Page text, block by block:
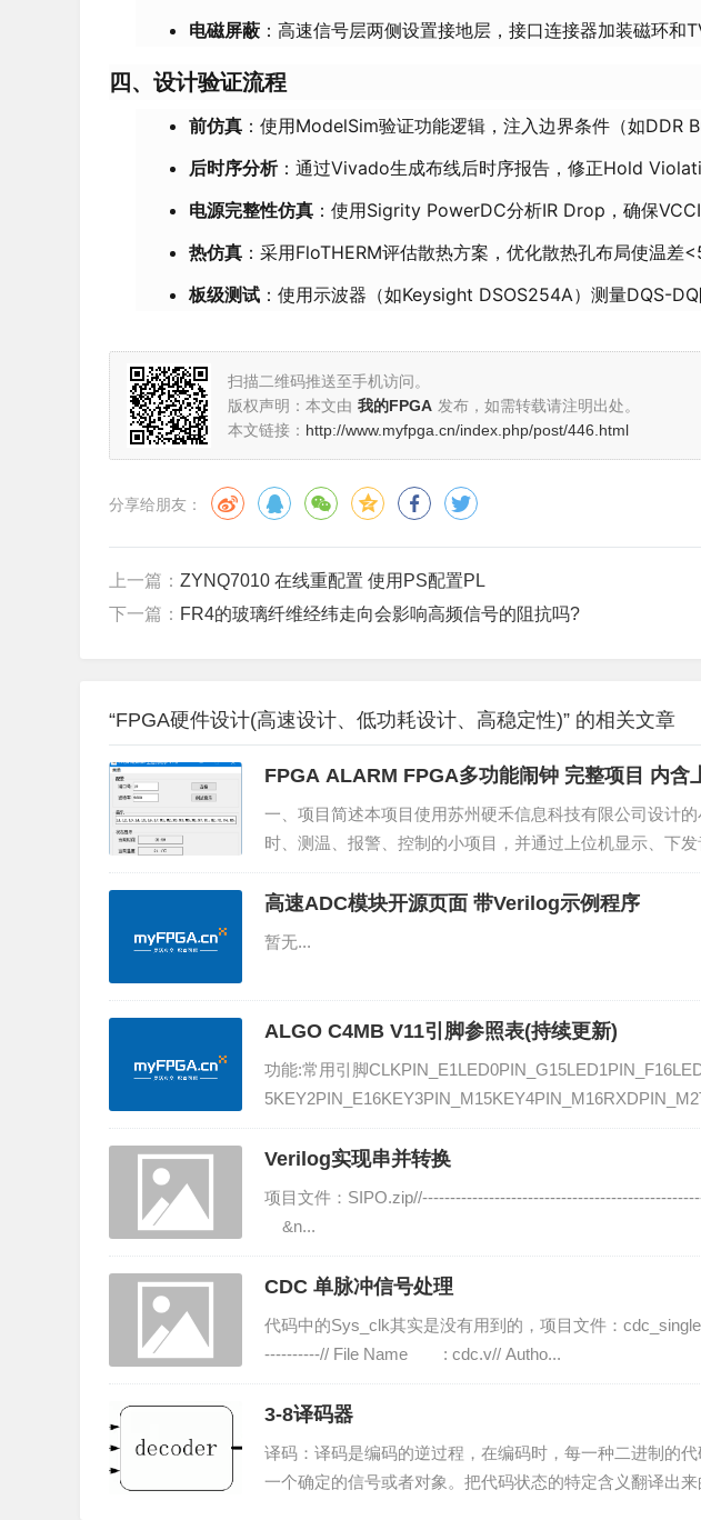
电磁屏蔽 ：高速信号层两侧设置接地层，接口连接器加装磁环和
四、设计验证流程
前仿真 ：使用ModelSim验证功能逻辑，注入边界条件（如DDR
后时序分析：通过Vivado生成布线后时序报告，修正Hold
电源完整性仿真 ：使用Sigrity PowerDC分析IR Drop，确保
热仿真 ：采用FloTHERM评估散热方案，优化散热孔布局使温差
板级测试 ：使用示波器（如Keysight DSOS254A）测量DQS-
扫描二维码推送至手机访问。
版权声明：本文由 我的FPGA 发布，如需转载请注明出处。
本文链接： http://www.myfpga.cn/index.php/post/446.html
分享给朋友：
上一篇： ZYNQ7010 在线重配置 使用PS配置PL
下一篇： FR4的玻璃纤维经纬走向会影响高频信号的阻抗吗?
“FPGA硬件设计(高速设计、低功耗设计、高稳定性)” 的相关文章
FPGA ALARM FPGA多功能闹钟 完整项目 内含
一、项目简述本项目使用苏州硬禾信息科技有限公司设计
时、测温、报警、控制的小项目，并通过上位机显示、下
s://www.bilibili.com/video/BV1Vh411k7QV/二、研究进展（
高速ADC模块开源页面 带Verilog示例程序
暂无...
ALGO C4MB V11引脚参照表(持续更新)
功能:常用引脚
E[0]PIN_C15VG...
Verilog实现串并转换
项目文件：
&n...
CDC 单脉冲信号处理
代码中的Sys_clk其实是没有用到的，项目文件：
----------// File Name : cdc.v// Autho...
3-8译码器
译码：译码是编码的逆过程，在编码时，每一种二进制的
一个确定的信号或者对象。把代码状态的特定含义翻译出